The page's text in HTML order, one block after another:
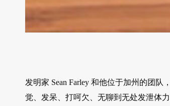
发明家 Sean Farley 和他位于加州的团
觉、发呆、打呵欠、无聊到无处发泄体力